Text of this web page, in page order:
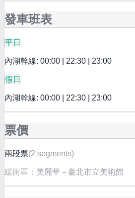
發車班表
平日
內湖幹線: 00:00 | 22:30 | 23:00
假日
內湖幹線: 00:00 | 22:30 | 23:00
票價
兩段票(2 segments)
緩衝區： 美麗華－臺北市立美術館